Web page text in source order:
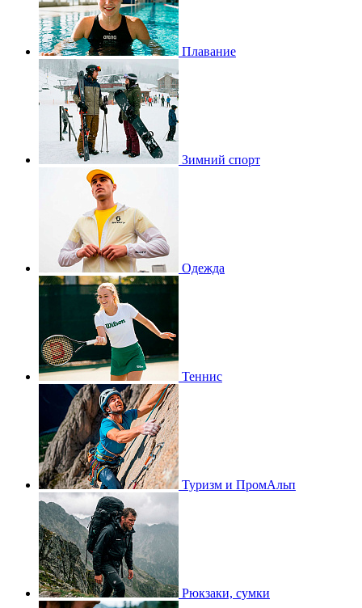
Плавание
Зимний спорт
Одежда
Теннис
Туризм и ПромАльп
Рюкзаки, сумки